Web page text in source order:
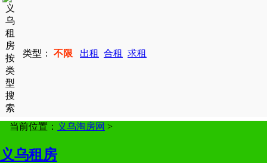
类型： 不限 出租 合租 求租
当前位置： 义乌淘房网 >
义乌租房